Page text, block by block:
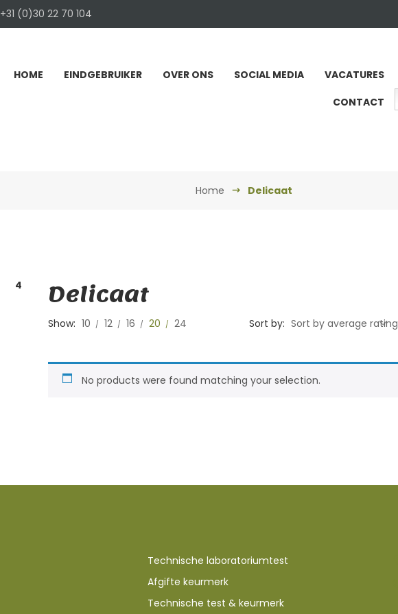
+31 (0)30 22 70 104
HOME EINDGEBRUIKER OVER ONS SOCIAL MEDIA
VACATURES
CONTACT
Home Delicaat
4 Delicaat
Show: 10 12 16 20 24 Sort by: Sort by average rating
No products were found matching your selection.
Technische laboratoriumtest
Afgifte keurmerk
Technische test & keurmerk